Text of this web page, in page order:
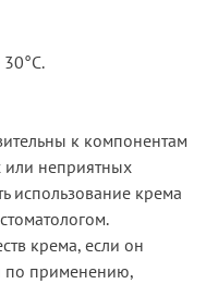
к компонентам
неприятных
использование крема
крема, если он
по применению,